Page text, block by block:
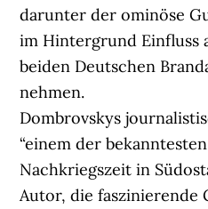
darunter der ominöse
im Hintergrund Einfluss
beiden Deutschen
nehmen.
Dombrovskys
“einem der
Nachkriegszeit in
Autor, die faszinierende